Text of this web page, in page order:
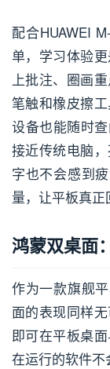
配合HUAWEI
单，学习体验
上批注、圈画
笔触和橡皮擦
设备也能随时
接近传统电脑
字也不会感到
量，让平板真正
鸿蒙双桌面
作为一款旗舰
面的表现同样
即可在平板桌
在运行的软件不